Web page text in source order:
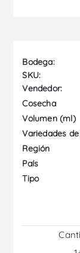
Bodega:
SKU:
Vendedor:
Cosecha
Volumen (ml)
Variedades
Región
País
Tipo